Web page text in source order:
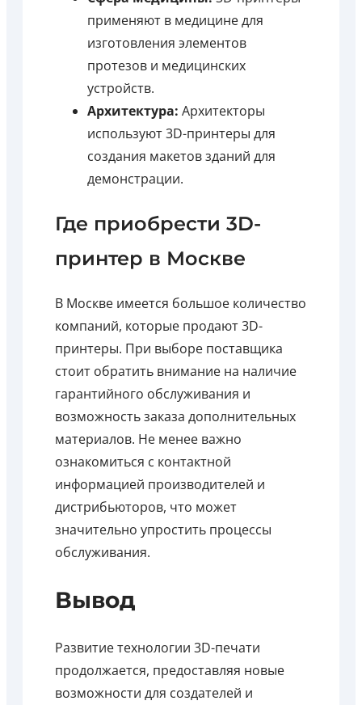
применяют в медицине для
изготовления элементов
протезов и медицинских
устройств.
Архитектура: Архитекторы
используют 3D-принтеры для
создания макетов зданий для
демонстрации.
Где приобрести 3D-
принтер в Москве
В Москве имеется большое количество
компаний, которые продают 3D-
принтеры. При выборе поставщика
стоит обратить внимание на наличие
гарантийного обслуживания и
возможность заказа дополнительных
материалов. Не менее важно
ознакомиться с контактной
информацией производителей и
дистрибьюторов, что может
значительно упростить процессы
обслуживания.
Вывод
Развитие технологии 3D-печати
продолжается, предоставляя новые
возможности для создателей и